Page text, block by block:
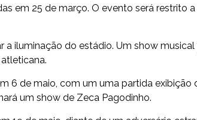
em 25 de março. O evento será restrito
a iluminação do estádio. Um show
6 de maio, com um uma partida
um show de Zeca Pagodinho.